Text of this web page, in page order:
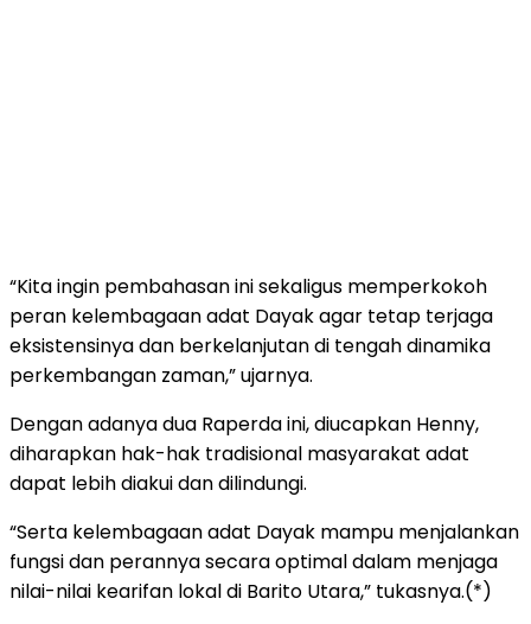
“Kita ingin pembahasan ini sekaligus memperkokoh
peran kelembagaan adat Dayak agar tetap terjaga
eksistensinya dan berkelanjutan di tengah dinamika
perkembangan zaman,” ujarnya.
Dengan adanya dua Raperda ini, diucapkan Henny,
diharapkan hak-hak tradisional masyarakat adat
dapat lebih diakui dan dilindungi.
“Serta kelembagaan adat Dayak mampu menjalankan
fungsi dan perannya secara optimal dalam menjaga
nilai-nilai kearifan lokal di Barito Utara,” tukasnya.(*)